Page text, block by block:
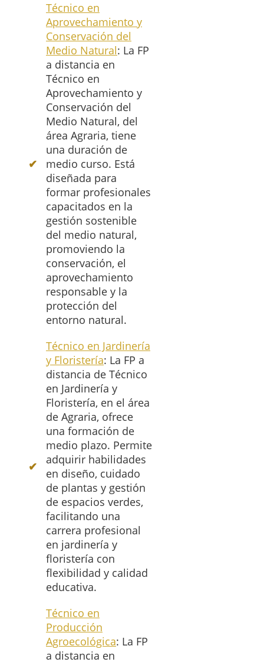
Técnico en
Aprovechamiento y
Conservación del
Medio Natural: La FP
a distancia en
Técnico en
Aprovechamiento y
Conservación del
Medio Natural, del
área Agraria, tiene
una duración de
medio curso. Está
diseñada para
formar profesionales
capacitados en la
gestión sostenible
del medio natural,
promoviendo la
conservación, el
aprovechamiento
responsable y la
protección del
entorno natural.
Técnico en Jardinería
y Floristería: La FP a
distancia de Técnico
en Jardinería y
Floristería, en el área
de Agraria, ofrece
una formación de
medio plazo. Permite
adquirir habilidades
en diseño, cuidado
de plantas y gestión
de espacios verdes,
facilitando una
carrera profesional
en jardinería y
floristería con
flexibilidad y calidad
educativa.
Técnico en
Producción
Agroecológica: La FP
a distancia en